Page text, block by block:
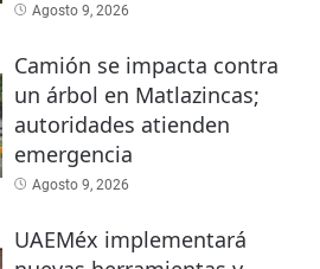
Agosto 9, 2026
Camión se impacta contra
un árbol en Matlazincas;
autoridades atienden
emergencia
Agosto 9, 2026
UAEMéx implementará